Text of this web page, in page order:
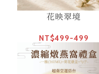
花映翠境
NT$499-499